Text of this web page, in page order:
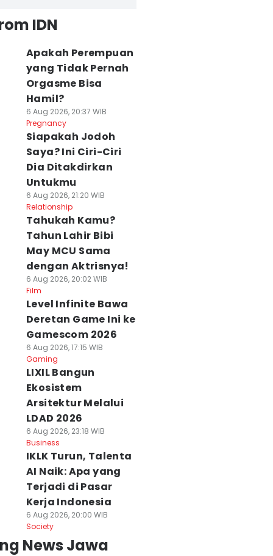
IDN
Apakah Perempuan
yang Tidak Pernah
Orgasme Bisa
Hamil?
6 Aug 2026, 20:37 WIB
Pregnancy
Siapakah Jodoh
Saya? Ini Ciri-Ciri
Dia Ditakdirkan
Untukmu
6 Aug 2026, 21:20 WIB
Relationship
Tahukah Kamu?
Tahun Lahir Bibi
May MCU Sama
dengan Aktrisnya!
6 Aug 2026, 20:02 WIB
Film
Level Infinite Bawa
Deretan Game Ini ke
Gamescom 2026
6 Aug 2026, 17:15 WIB
Gaming
LIXIL Bangun
Ekosistem
Arsitektur Melalui
LDAD 2026
6 Aug 2026, 23:18 WIB
Business
IKLK Turun, Talenta
AI Naik: Apa yang
Terjadi di Pasar
Kerja Indonesia
6 Aug 2026, 20:00 WIB
Society
News Jawa